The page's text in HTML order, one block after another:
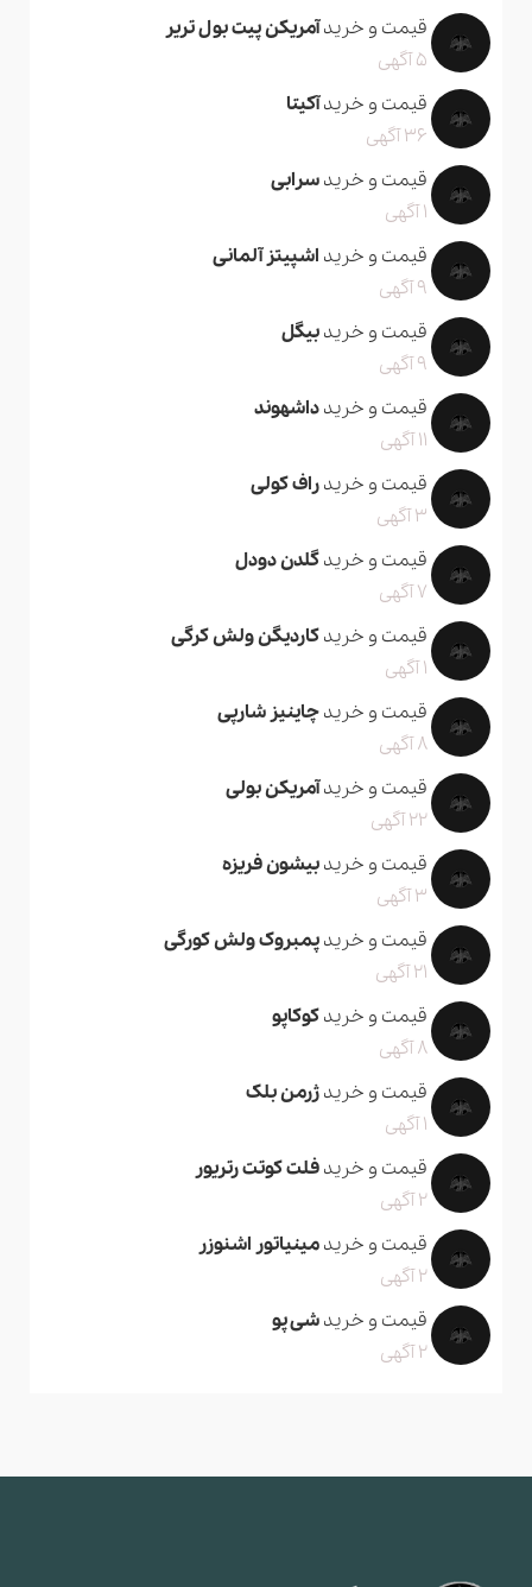
قیمت و خریدآمریکن پیت بول تریر
5 آگهی
قیمت و خریدآکیتا
36 آگهی
قیمت و خریدسرابی
1 آگهی
قیمت و خرید اشپیتز آلمانی
9 آگهی
قیمت و خریدبیگل
9 آگهی
قیمت و خریدداشهوند
11 آگهی
قیمت و خریدراف کولی
3 آگهی
قیمت و خریدگلدن دودل
7 آگهی
قیمت و خریدکاردیگن ولش کرگی
1 آگهی
قیمت و خریدچاینیز شارپی
8 آگهی
قیمت و خریدآمریکن بولی
22 آگهی
قیمت و خریدبیشون فریزه
3 آگهی
قیمت و خریدپمبروک ولش کورگی
21 آگهی
قیمت و خریدکوکاپو
8 آگهی
قیمت و خریدژرمن بلک
1 آگهی
قیمت و خریدفلت کوتت رتریور
2 آگهی
قیمت و خریدمینیاتور اشنوزر
2 آگهی
قیمت و خریدشی پو
2 آگهی